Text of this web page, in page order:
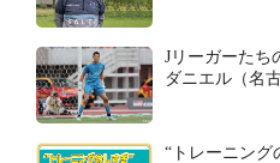
Jリーガーたち
ダニエル（名
“トレーニング